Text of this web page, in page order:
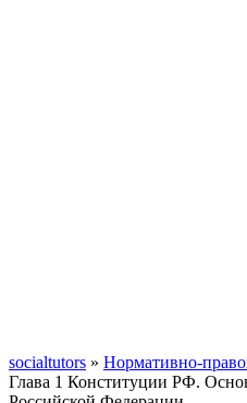
socialtutors » Нормативно-
Глава 1 Конституции РФ.